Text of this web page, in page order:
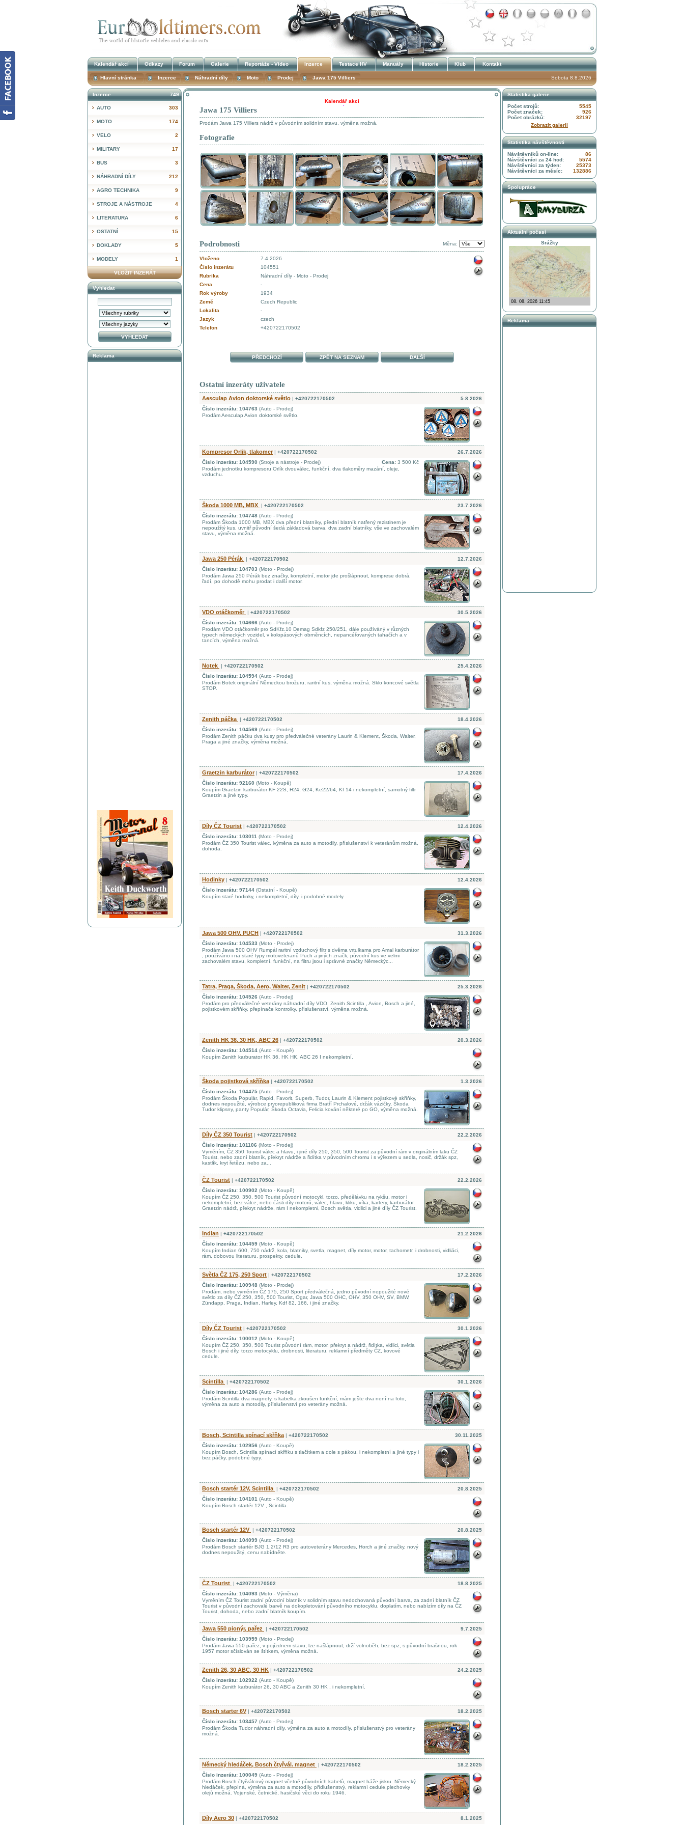
Jawa 175 Villiers
Prodám Jawa 175 Villiers nádrž v původním solidním stavu, výměna možná.
Fotografie
Měna:
Podrobnosti
Vloženo
7.4.2026
Číslo inzerátu
104551
Rubrika
Náhradní díly - Moto - Prodej
Cena
-
Rok výroby
1934
Země
Czech Republic
Lokalita
-
Jazyk
czech
Telefon
+420722170502
PŘEDCHOZÍ ZPĚT NA SEZNAM DALŠÍ
Ostatní inzeráty uživatele
5.8.2026
Aesculap Avion doktorské světlo | +420722170502
Číslo inzerátu: 104763 (Auto - Prodej)
Prodám Aesculap Avion doktorské světlo.
26.7.2026
Kompresor Orlik, tlakomer | +420722170502
Cena: 3 500 Kč
Číslo inzerátu: 104590 (Stroje a nástroje - Prodej)
Prodám jednotku kompresoru Orlík dvouválec, funkční, dva tlakoměry mazání, oleje,
vzduchu.
23.7.2026
Škoda 1000 MB, MBX | +420722170502
Číslo inzerátu: 104748 (Auto - Prodej)
Prodám Škoda 1000 MB, MBX dva přední blatníky, přední blatník natřený rezistinem je
nepoužítý kus, uvnitř původní šedá základová barva, dva zadní blatníky, vše ve zachovalém
stavu, výměna možná.
12.7.2026
Jawa 250 Pérák | +420722170502
Číslo inzerátu: 104703 (Moto - Prodej)
Prodám Jawa 250 Pérák bez značky, kompletní, motor jde prošlápnout, komprese dobrá,
řadí, po dohodě mohu prodat i další motor.
30.5.2026
VDO otáčkoměr | +420722170502
Číslo inzerátu: 104666 (Auto - Prodej)
Prodám VDO otáčkoměr pro SdKfz.10 Demag Sdkfz 250/251, dále používáný v různých
typech německých vozidel, v kolopásových obrněncích, nepancéřovaných tahačích a v
tancích, výměna možná.
25.4.2026
Notek | +420722170502
Číslo inzerátu: 104594 (Auto - Prodej)
Prodám Botek originální Německou brožuru, raritní kus, výměna možná. Sklo koncové světla
STOP.
18.4.2026
Zenith páčka | +420722170502
Číslo inzerátu: 104569 (Auto - Prodej)
Prodám Zenith páčku dva kusy pro předválečné veterány Laurin & Klement, Škoda, Walter,
Praga a jiné značky, výměna možná.
17.4.2026
Graetzin karburátor | +420722170502
Číslo inzerátu: 92160 (Moto - Koupě)
Koupím Graetzin karburátor KF 22S, H24, G24, Ke22/64, Kf 14 i nekompletní, samotný filtr
Graetzin a jiné typy.
12.4.2026
Díly ČZ Tourist | +420722170502
Číslo inzerátu: 103011 (Moto - Prodej)
Prodám ČZ 350 Tourist válec, lvýměna za auto a motodily, příslušenství k veteránům možná,
dohoda.
12.4.2026
Hodinky | +420722170502
Číslo inzerátu: 97144 (Ostatní - Koupě)
Koupím staré hodinky, i nekompletní, díly, i podobné modely.
31.3.2026
Jawa 500 OHV, PUCH | +420722170502
Číslo inzerátu: 104533 (Moto - Prodej)
Prodám Jawa 500 OHV Rumpál raritní vzduchový filtr s dvěma vrtulkama pro Amal karburátor
, používáno i na staré typy motoveteranů Puch a jiných značk, původní kus ve velmi
zachovalém stavu, kompletní, funkční, na filtru jsou i správné značky Německýc...
25.3.2026
Tatra, Praga, Škoda, Aero, Walter, Zenit | +420722170502
Číslo inzerátu: 104526 (Auto - Prodej)
Prodám pro předválečné veterány náhradní díly VDO, Zenith Scintilla , Avion, Bosch a jiné,
pojistkovém skříňky, přepínače kontrolky, příslušenství, výměna možná.
20.3.2026
Zenith HK 36, 30 HK, ABC 26 | +420722170502
Číslo inzerátu: 104514 (Auto - Koupě)
Koupím Zenith karburator HK 36, HK HK, ABC 26 I nekompletní.
1.3.2026
Škoda pojistková skříňka | +420722170502
Číslo inzerátu: 104475 (Auto - Prodej)
Prodám Škoda Populár, Rapid, Favorit, Superb, Tudor, Laurin & Klement pojistkové skříňky,
dodnes nepoužité, výrobce prvorepubliková firma Bratří Prchalové, držák vázičky, Škoda
Tudor klipsny, panty Populár, Škoda Octavia, Felicia kování některé po GO, výměna možná.
22.2.2026
Díly ČZ 350 Tourist | +420722170502
Číslo inzerátu: 101106 (Moto - Prodej)
Vyměním, ČZ 350 Tourist válec a hlavu, i jiné díly 250, 350, 500 Tourist za původní rám v originálním laku ČZ
Tourist, nebo zadní blatník, překryt nádrže a řidítka v původním chromu i s výřezem u sedla, nosič, držák spz,
kastlík, kryt řetězu, nebo za...
22.2.2026
ČZ Tourist | +420722170502
Číslo inzerátu: 100902 (Moto - Koupě)
Koupím ČZ 250, 350, 500 Tourist původní motocykl, torzo, předělávku na rykšu, motor i
nekompletní, bez válce, nebo části díly motorů, válec, hlavu, kliku, víka, kartery, karburátor
Graetzin nádrž, překryt nádrže, rám I nekompletni, Bosch světla, vidlici a jiné díly ČZ Tourist.
21.2.2026
Indian | +420722170502
Číslo inzerátu: 104459 (Moto - Koupě)
Koupím Indian 600, 750 nádrž, kola, blatniky, svetla, magnet, díly motor, motor, tachometr, i drobnosti, vidliáci,
rám, dobovou literaturu, prospekty, cedule.
17.2.2026
Světla ČZ 175, 250 Sport | +420722170502
Číslo inzerátu: 100948 (Moto - Prodej)
Prodám, nebo vyměním ČZ 175, 250 Sport předválečná, jedno původní nepoužité nové
světlo za díly ČZ 250, 350, 500 Tourist, Ogar, Jawa 500 OHC, OHV, 350 OHV, SV, BMW,
Zündapp, Praga, Indian, Harley, Kdf 82, 166, i jiné značky.
30.1.2026
Díly ČZ Tourist | +420722170502
Číslo inzerátu: 100012 (Moto - Koupě)
Koupím ČZ 250, 350, 500 Tourist původní rám, motor, překryt a nádrž, řidítka, vidlici, světla
Bosch i jiné díly, torzo motocyklu, drobnosti, literaturu, reklamní předměty ČZ, kovové
cedule.
30.1.2026
Scintilla | +420722170502
Číslo inzerátu: 104286 (Auto - Prodej)
Prodám Scintilla dva magnety, s kabelka zkoušen funkční, mám ješte dva není na foto,
výměna za auto a motodily, příslušenství pro veterány možná.
30.11.2025
Bosch, Scintilla spínací skřňka | +420722170502
Číslo inzerátu: 102956 (Auto - Koupě)
Koupím Bosch, Scintilla spínací skřňku s tlačítkem a dole s pákou, i nekompletní a jiné typy i
bez páčky, podobné typy.
20.8.2025
Bosch startér 12V, Scintilla | +420722170502
Číslo inzerátu: 104101 (Auto - Koupě)
Koupím Bosch startér 12V , Scintilla.
20.8.2025
Bosch startér 12V | +420722170502
Číslo inzerátu: 104099 (Auto - Prodej)
Prodám Bosch startér BJG 1,2/12 R3 pro autoveterány Mercedes, Horch a jiné značky, nový
dodnes nepoužitý, cenu nabídněte.
18.8.2025
ČZ Tourist | +420722170502
Číslo inzerátu: 104093 (Moto - Výměna)
Vyměním ČZ Tourist zadní původní blatník v solidním stavu nedochovaná původní barva, za zadní blatník ČZ
Tourist v původní zachovalé barvě na dokopletování původního motocyklu, doplatím, nebo nabízím díly na ČZ
Tourist, dohoda, nebo zadní blatník koupím.
9.7.2025
Jawa 550 pionýr, pařez | +420722170502
Číslo inzerátu: 103959 (Moto - Prodej)
Prodám Jawa 550 pařez, v pojízdnem stavu, lze našlápnout, drží volnoběh, bez spz, s původní brašnou, rok
1957 motor sčíslován se štítkem, výměna možná.
24.2.2025
Zenith 26, 30 ABC, 30 HK | +420722170502
Číslo inzerátu: 102922 (Auto - Koupě)
Koupím Zenith karburátor 26, 30 ABC a Zenith 30 HK , i nekompletní.
18.2.2025
Bosch starter 6V | +420722170502
Číslo inzerátu: 103457 (Auto - Prodej)
Prodám Škoda Tudor náhradní díly, výměna za auto a motodíly, příslušenstvý pro veterány
možná.
18.2.2025
Německý hledáček, Bosch čtyřvál. magnet | +420722170502
Číslo inzerátu: 100049 (Auto - Prodej)
Prodám Bosch čtyřválcový magnet včetně původních kabelů, magnet háže jiskru. Německý
hledáček, přepíná, výměna za auto a motodíly, přídlušenstvý, reklamní cedule,plechovky
olejů možná. Vojenské, četnické, hasičské věci do roku 1946.
8.1.2025
Díly Aero 30 | +420722170502
749
Inzerce
303
AUTO
174
MOTO
2
VELO
17
MILITARY
3
BUS
212
NÁHRADNÍ DÍLY
9
AGRO TECHNIKA
4
STROJE A NÁSTROJE
6
LITERATURA
15
OSTATNÍ
5
DOKLADY
1
MODELY
VLOŽIT INZERÁT
Vyhledat
Reklama
Statistika galerie
5545
Počet strojů:
926
Počet značek:
32197
Počet obrázků:
Zobrazit galerii
Statistika návštěvnosti
86
Návštěvníků on-line:
5574
Návštěvníci za 24 hod:
25373
Návštěvníci za týden:
132886
Návštěvníci za měsíc:
Spolupráce
Aktuální počasí
Srážky
Reklama
Sobota 8.8.2026
Kalendář akcí Odkazy Forum Galerie Reportáže - Video Inzerce Testace HV Manuály Historie Klub Kontakt
Hlavní stránka Inzerce Náhradní díly Moto Prodej Jawa 175 Villiers
Kalendář akcí